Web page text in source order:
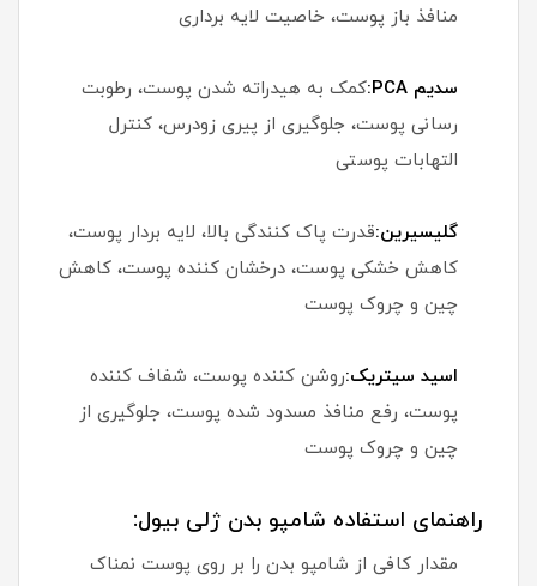
منافذ باز پوست، خاصیت لایه برداری
سدیم PCA:
کمک به هیدراته شدن پوست، رطوبت
رسانی پوست، جلوگیری از پیری زودرس، کنترل
التهابات پوستی
گلیسیرین:قدرت پاک کنندگی بالا، لایه بردار پوست،
کاهش خشکی پوست، درخشان کننده پوست، کاهش
چین و چروک پوست
اسید سیتریک:روشن کننده پوست، شفاف کننده
پوست، رفع منافذ مسدود شده پوست، جلوگیری از
چین و چروک پوست
راهنمای استفاده شامپو بدن ژلی بیول:
مقدار کافی از شامپو بدن را بر روی پوست نمناک